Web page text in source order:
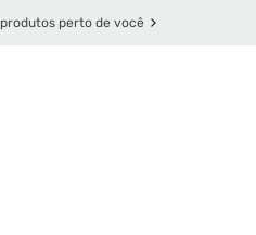
produtos perto de você